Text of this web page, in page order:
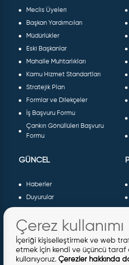
Meclis Üyeleri
Başkan Yardımcıları
Müdürlükler
Eski Başkanlar
Mahalle Muhtarlıkları
Kamu Hizmet Standartları
Stratejik Plan
Formlar ve Dilekçeler
İş Başvuru Formu
Çankırı Gönüllüleri Başvuru
Formu
GÜNCEL
Haberler
Duyurular
Galeri
Etkinlikler
Meclis Kararları
İhaleler
Çerez kullanımı
İçeriği kişiselleştirmek ve web
etmek için kendi ve üçüncü taraf
kullanıyoruz. Çerezler hakkında